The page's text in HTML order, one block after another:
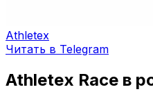
Athletex
Читать в Telegram
Athletex Race в